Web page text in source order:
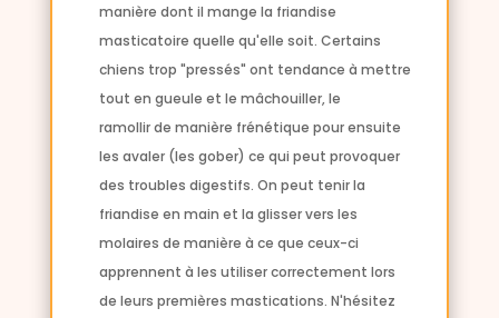
manière dont il mange la friandise
masticatoire quelle qu'elle soit. Certains
chiens trop "pressés" ont tendance à mettre
tout en gueule et le mâchouiller, le
ramollir de manière frénétique pour ensuite
les avaler (les gober) ce qui peut provoquer
des troubles digestifs. On peut tenir la
friandise en main et la glisser vers les
molaires de manière à ce que ceux-ci
apprennent à les utiliser correctement lors
de leurs premières mastications. N'hésitez